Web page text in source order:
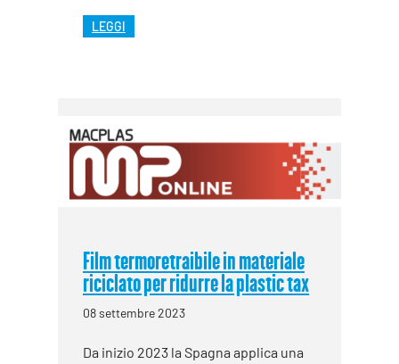
LEGGI
Film termoretraibile in materiale
riciclato per ridurre la plastic tax
08 settembre 2023
Da inizio 2023 la Spagna applica una